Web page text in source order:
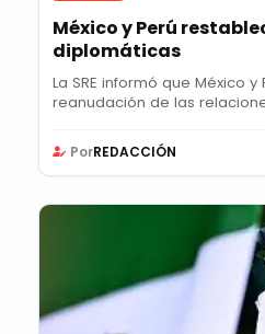
México y Perú
diplomáticas
La SRE informó que México
reanudación de las
PorREDACCIÓN